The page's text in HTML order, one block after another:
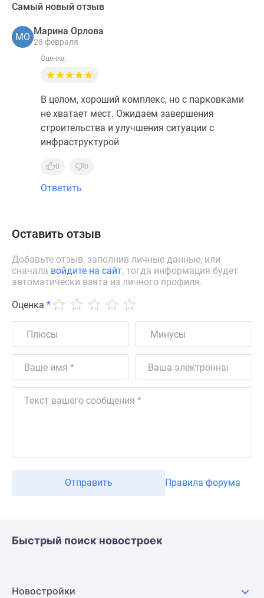
Самый новый отзыв
МО
Марина Орлова
28 февраля
Оценка:
В целом, хороший комплекс, но с парковками
не хватает мест. Ожидаем завершения
строительства и улучшения ситуации с
инфраструктурой
0 0
Ответить
Оставить отзыв
Добавьте отзыв, заполнив личные данные, или
сначала войдите на сайт, тогда информация будет
автоматически взята из личного профиля.
Оценка *
Отправить Правила форума
Быстрый поиск новостроек
Новостройки